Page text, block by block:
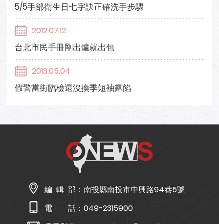
5/5手部衛生日七字訣正確洗手步驟
2012.07.12
台北市民手冊剛出爐就出包
2013.05.04
假警當街臨檢還沒換季短袖露餡
編 輯 部： 南投縣南投市中興路94巷5號
電 話： 049-2315900